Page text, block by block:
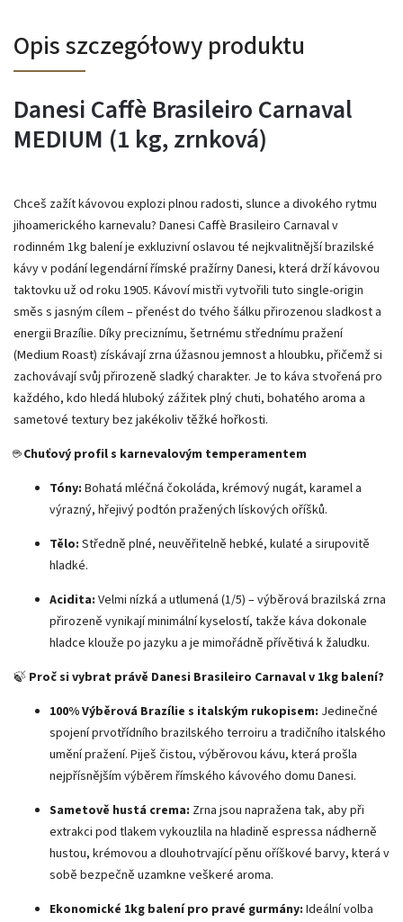
Opis szczegółowy produktu
Danesi Caffè Brasileiro Carnaval
MEDIUM (1 kg, zrnková)
Chceš zažít kávovou explozi plnou radosti, slunce a divokého rytmu
jihoamerického karnevalu? Danesi Caffè Brasileiro Carnaval v
rodinném 1kg balení je exkluzivní oslavou té nejkvalitnější brazilské
kávy v podání legendární římské pražírny Danesi, která drží kávovou
taktovku už od roku 1905. Kávoví mistři vytvořili tuto single-origin
směs s jasným cílem – přenést do tvého šálku přirozenou sladkost a
energii Brazílie. Díky preciznímu, šetrnému střednímu pražení
(Medium Roast) získávají zrna úžasnou jemnost a hloubku, přičemž si
zachovávají svůj přirozeně sladký charakter. Je to káva stvořená pro
každého, kdo hledá hluboký zážitek plný chuti, bohatého aroma a
sametové textury bez jakékoliv těžké hořkosti.
☕Chuťový profil s karnevalovým temperamentem
Tóny: Bohatá mléčná čokoláda, krémový nugát, karamel a
výrazný, hřejivý podtón pražených lískových oříšků.
Tělo: Středně plné, neuvěřitelně hebké, kulaté a sirupovitě
hladké.
Acidita: Velmi nízká a utlumená (1/5) – výběrová brazilská zrna
přirozeně vynikají minimální kyselostí, takže káva dokonale
hladce klouže po jazyku a je mimořádně přívětivá k žaludku.
🍃 Proč si vybrat právě Danesi Brasileiro Carnaval v 1kg balení?
100% Výběrová Brazílie s italským rukopisem: Jedinečné
spojení prvotřídního brazilského terroiru a tradičního italského
umění pražení. Piješ čistou, výběrovou kávu, která prošla
nejpřísnějším výběrem římského kávového domu Danesi.
Sametově hustá crema: Zrna jsou napražena tak, aby při
extrakci pod tlakem vykouzlila na hladině espressa nádherně
hustou, krémovou a dlouhotrvající pěnu oříškové barvy, která v
sobě bezpečně uzamkne veškeré aroma.
Ekonomické 1kg balení pro pravé gurmány: Ideální volba